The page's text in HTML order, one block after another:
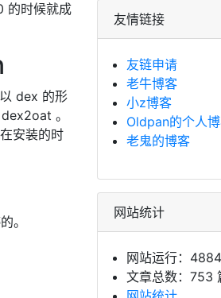
的时候就成
dex 的形
。
安装的时
。
友情链接
友链申请
老牛博客
小z博客
Oldpan的个人
老鬼的博客
网站统计
网站运行：
文章总数：753